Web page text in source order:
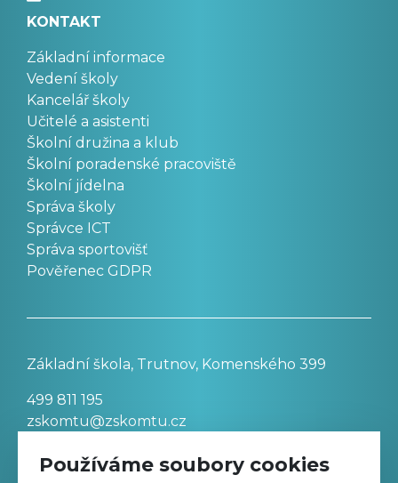
KONTAKT
Základní informace
Vedení školy
Kancelář školy
Učitelé a asistenti
Školní družina a klub
Školní poradenské pracoviště
Školní jídelna
Správa školy
Správce ICT
Správa sportovišť
Pověřenec GDPR
Základní škola, Trutnov, Komenského 399
499 811 195
zskomtu@zskomtu.cz
Používáme soubory cookies